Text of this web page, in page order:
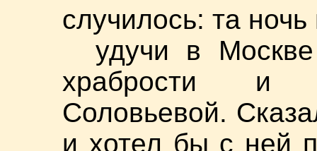
случилось: та
удучи в
храбрости и
Соловьевой.
и хотел бы с ней